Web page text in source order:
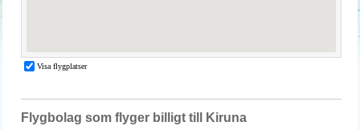
Flygbolag som flyger billigt till Kiruna